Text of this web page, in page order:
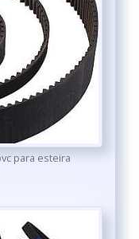
para esteira